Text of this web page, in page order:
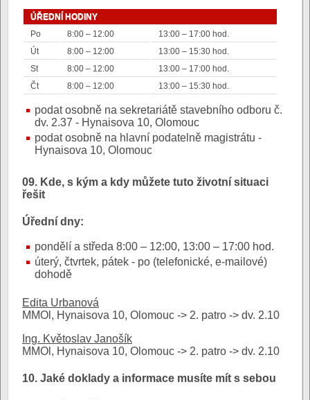
ÚŘEDNÍ HODINY
Po
8:00 – 12:00
13:00 – 17:00 hod.
Út
8:00 – 12:00
13:00 – 15:30 hod.
St
8:00 – 12:00
13:00 – 17:00 hod.
Čt
8:00 – 12:00 13:00 – 15:30 hod.
podat osobně na sekretariátě stavebního odboru č.
dv. 2.37 - Hynaisova 10, Olomouc
podat osobně na hlavní podatelně magistrátu -
Hynaisova 10, Olomouc
09. Kde, s kým a kdy můžete tuto životní situaci
řešit
Úřední dny:
pondělí a středa 8:00 – 12:00, 13:00 – 17:00 hod.
úterý, čtvrtek, pátek - po (telefonické, e-mailové)
dohodě
Edita Urbanová
MMOl, Hynaisova 10, Olomouc -> 2. patro -> dv. 2.10
Ing. Květoslav Janošík
MMOl, Hynaisova 10, Olomouc -> 2. patro -> dv. 2.10
10. Jaké doklady a informace musíte mít s sebou